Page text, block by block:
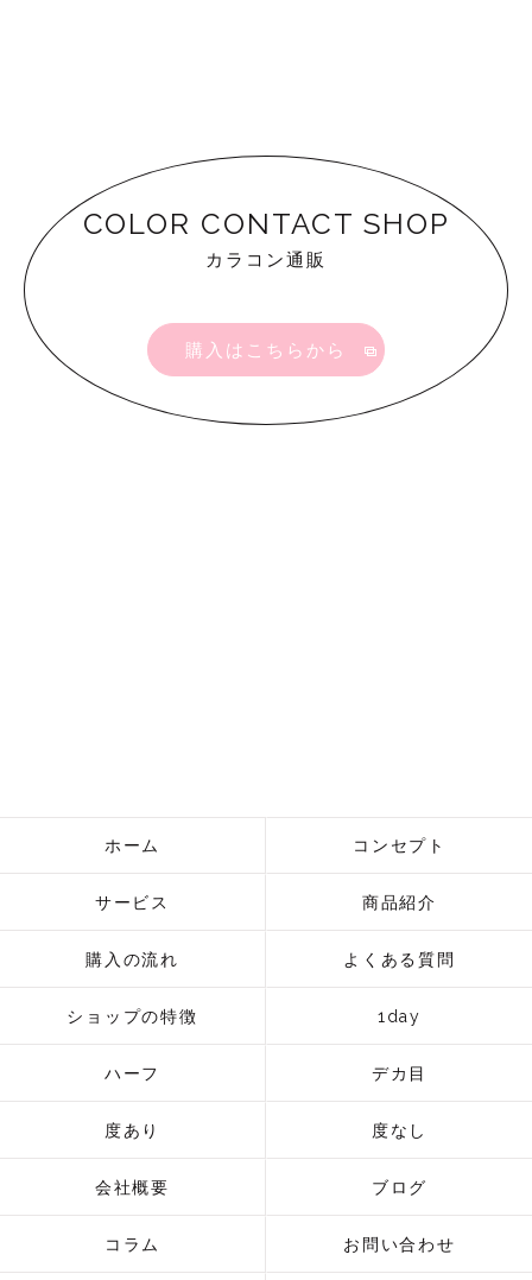
カラコン通販
COLOR CONTACT SHOP
購入はこちらから
ホーム コンセプト
サービス 商品紹介
購入の流れ よくある質問
ショップの特徴 1day
ハーフ デカ目
度あり 度なし
会社概要 ブログ
コラム お問い合わせ